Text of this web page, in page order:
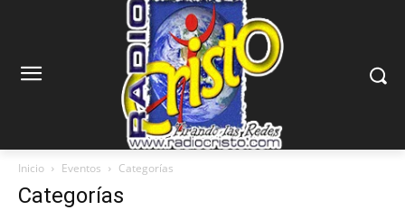
Inicio Eventos Categorías
Categorías